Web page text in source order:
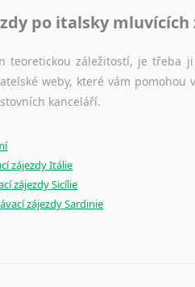
po italsky mluvících
teoretickou záležitostí, je třeba
weby, které vám
kanceláří.
zájezdy Itálie
zájezdy Sicílie
zájezdy Sardinie